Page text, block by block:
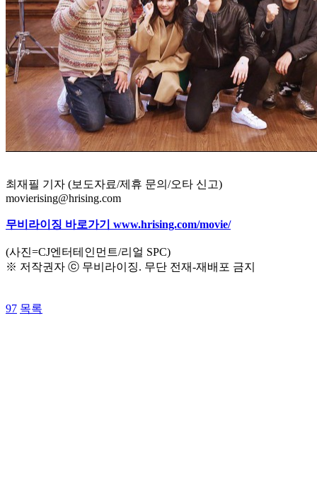
최재필 기자 (보도자료/제휴 문의/오타 신고)
movierising@hrising.com
무비라이징 바로가기 www.hrising.com/movie/
(사진=CJ엔터테인먼트/리얼 SPC)
※ 저작권자 ⓒ 무비라이징. 무단 전재-재배포 금지
97 목록